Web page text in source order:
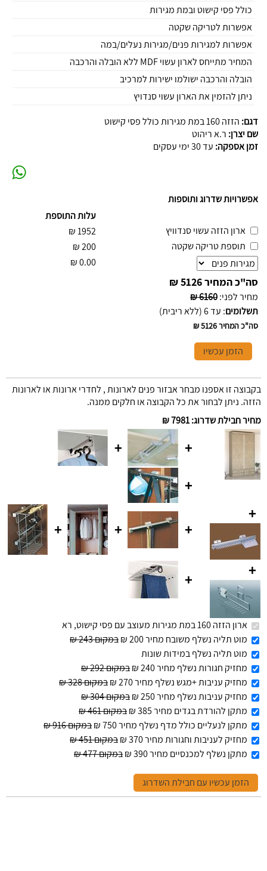
כולל פסי קישוט ובמת מגירות
אפשרות לטריקה שקטה
אפשרות למגירות פנים/מגירות נעלים/במה
המחיר מתייחס לארון עשוי MDF ללא הובלה והרכבה
הובלה והרכבה ישולמו ישירות למרכיב
ניתן להזמין את הארון עשוי סנדויץ
דגם: הזזה 160 במת מגירות כולל פסי קישוט
שם יצרן: ר.א ריהוט
זמן אספקה: עד 30 ימי עסקים
אפשרויות שדרוג ותוספות
עלות התוספת
ארון הזזה עשוי סנדוויץ
1952
₪
תוספת טריקה שקטה
200
₪
0.00
₪
סה"כ המחיר5126 ₪
מחיר לפני:
6160 ₪
תשלומים: עד 6 (ללא ריבית)
סה"כ המחיר5126 ₪
הזמן עכשיו
בקבוצה זו אספנו מבחר אבזור פנים לארונות , לחדרי ארונות או לארונות
הזזה. ניתן לבחור את כל הקבוצה או חלקים ממנה.
מחיר חבילת שדרוג:
7981 ₪
+
+
+
+
+
+
+
+
+
ארון הזזה 160 במת מגירות מעוצב עם פסי קישוט, רא
מוט תליה נשלף משובח מחיר 200 ₪
במקום 243 ₪
מוט תליה נשלף במידות שונות
מחזיק חגורות נשלף מחיר 240 ₪
במקום 292 ₪
מחזיק עניבות +מגש נשלף מחיר 270 ₪
במקום 328 ₪
מחזיק עניבות נשלף מחיר 250 ₪
במקום 304 ₪
מתקן להורדת בגדים מחיר 385 ₪
במקום 461 ₪
מתקן לנעליים כולל מדף נשלף מחיר 750 ₪
במקום 916 ₪
מחזיק לעניבות וחגורות מחיר 370 ₪
במקום 451 ₪
מתקן נשלף למכנסיים מחיר 390 ₪
במקום 477 ₪
הזמן עכשיו עם חבילת השדרוג